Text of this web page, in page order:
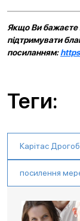
Якщо Ви бажаєте
підтримувати
посиланням:
Теги:
Карітас
посилення